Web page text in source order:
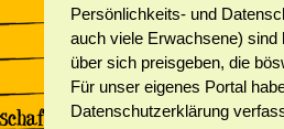
Persönlichkeits- und
auch viele Erwachsene) sind
über sich preisgeben, die
Für unser eigenes Portal
Datenschutzerklärung